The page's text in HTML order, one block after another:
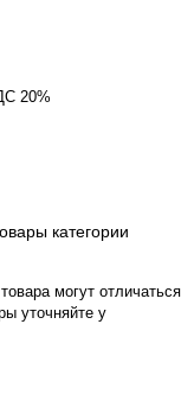
20%
категории
могут отличаться
уточняйте у